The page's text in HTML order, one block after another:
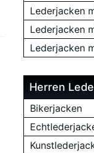
Lederjacken
Lederjacken
Lederjacken
Herren
Bikerjacken